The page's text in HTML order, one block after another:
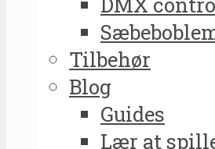
Tilbehør
Blog
Guides
Lær at